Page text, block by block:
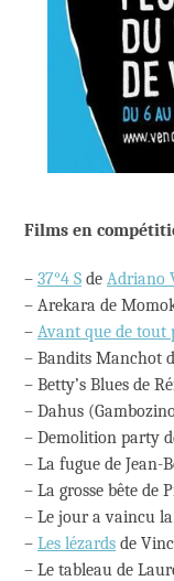
Films en
– 37°4 S de Adriano
– Arekara de
– Avant que de tout
– Bandits Manchot
– Betty’s Blues de
– Dahus
– Demolition party
– La fugue de
– La grosse bête de
– Le jour a vaincu
– Les lézards de
– Le tableau de